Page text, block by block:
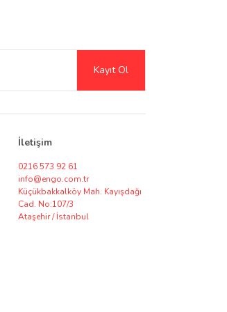
ekran netliğini artırırken, gizlilik
harika bir çözüm sunar.
ve özel üretim seçenekleri
korurken kullanım ömrünü
Kayıt Ol
İletişim
0216 573 92 61
info@engo.com.tr
Küçükbakkalköy Mah. Kayışdağı
Cad. No:107/3
Ataşehir / İstanbul